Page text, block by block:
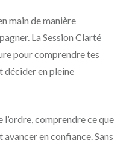
main de manière
La Session Clarté
pour comprendre tes
décider en pleine
comprendre ce que
en confiance. Sans